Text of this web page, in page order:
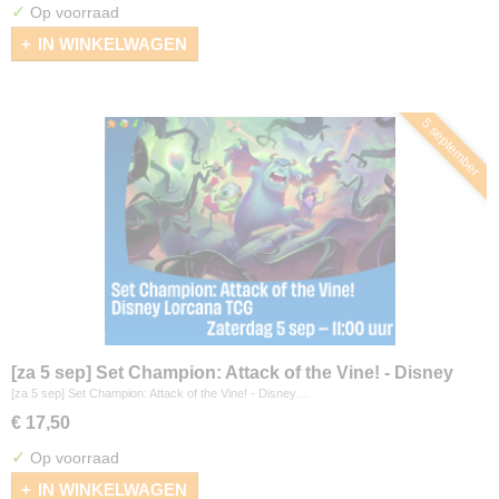
✓ Op voorraad
IN WINKELWAGEN
5 september
[za 5 sep] Set Champion: Attack of the Vine! - Disney
Lorcana
[za 5 sep] Set Champion: Attack of the Vine! - Disney…
€ 17,50
✓ Op voorraad
IN WINKELWAGEN